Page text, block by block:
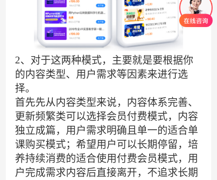
2、对于这两种模式，主要就是要根据你
的内容类型、用户需求等因素来进行选
择。
首先先从内容类型来说，内容体系完善、
更新频繁类可以选择会员付费模式，内容
独立成篇，用户需求明确且单一的适合单
课购买模式；希望用户可以长期停留，培
养持续消费的适合使用付费会员模式，用
户完成需求内容后直接离开，不追求长期